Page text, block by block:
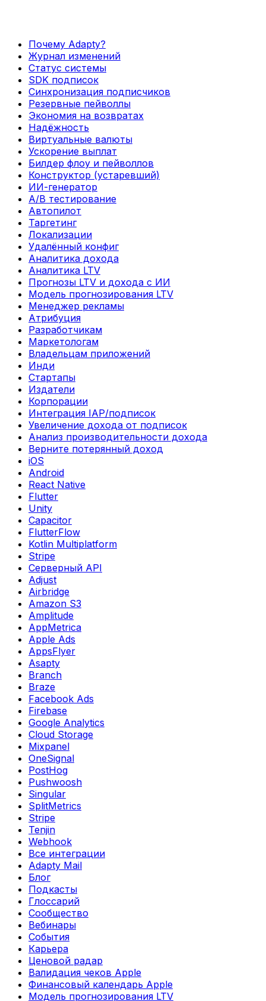
Почему Adapty?
Журнал изменений
Статус системы
SDK подписок
Синхронизация подписчиков
Резервные пейволлы
Экономия на возвратах
Надёжность
Виртуальные валюты
Ускорение выплат
Билдер флоу и пейволлов
Конструктор (устаревший)
ИИ-генератор
А/В тестирование
Автопилот
Таргетинг
Локализации
Удалённый конфиг
Аналитика дохода
Аналитика LTV
Прогнозы LTV и дохода с ИИ
Модель прогнозирования LTV
Менеджер рекламы
Атрибуция
Разработчикам
Маркетологам
Владельцам приложений
Инди
Стартапы
Издатели
Корпорации
Интеграция IAP/подписок
Увеличение дохода от подписок
Анализ производительности дохода
Верните потерянный доход
iOS
Android
React Native
Flutter
Unity
Capacitor
FlutterFlow
Kotlin Multiplatform
Stripe
Серверный API
Adjust
Airbridge
Amazon S3
Amplitude
AppMetrica
Apple Ads
AppsFlyer
Asapty
Branch
Braze
Facebook Ads
Firebase
Google Analytics
Cloud Storage
Mixpanel
OneSignal
PostHog
Pushwoosh
Singular
SplitMetrics
Stripe
Tenjin
Webhook
Все интеграции
Adapty Mail
Блог
Подкасты
Глоссарий
Сообщество
Вебинары
События
Карьера
Ценовой радар
Валидация чеков Apple
Финансовый календарь Apple
Модель прогнозирования LTV